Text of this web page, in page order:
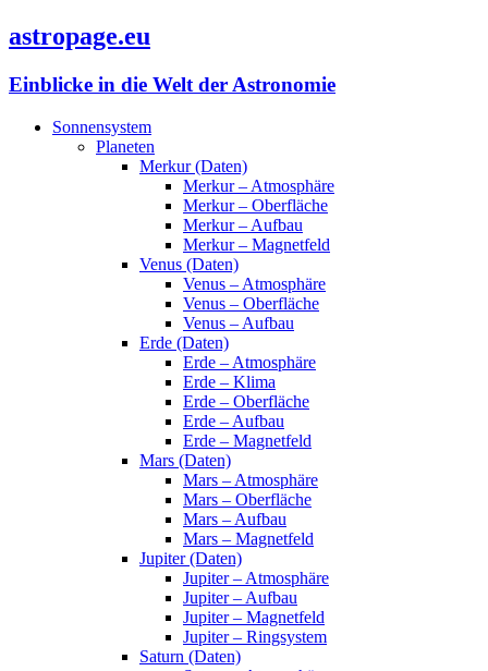
astropage.eu
Einblicke in die Welt der Astronomie
Sonnensystem
Planeten
Merkur (Daten)
Merkur – Atmosphäre
Merkur – Oberfläche
Merkur – Aufbau
Merkur – Magnetfeld
Venus (Daten)
Venus – Atmosphäre
Venus – Oberfläche
Venus – Aufbau
Erde (Daten)
Erde – Atmosphäre
Erde – Klima
Erde – Oberfläche
Erde – Aufbau
Erde – Magnetfeld
Mars (Daten)
Mars – Atmosphäre
Mars – Oberfläche
Mars – Aufbau
Mars – Magnetfeld
Jupiter (Daten)
Jupiter – Atmosphäre
Jupiter – Aufbau
Jupiter – Magnetfeld
Jupiter – Ringsystem
Saturn (Daten)